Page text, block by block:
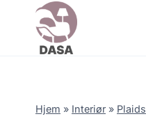
content
Hjem » Interiør » Plaids